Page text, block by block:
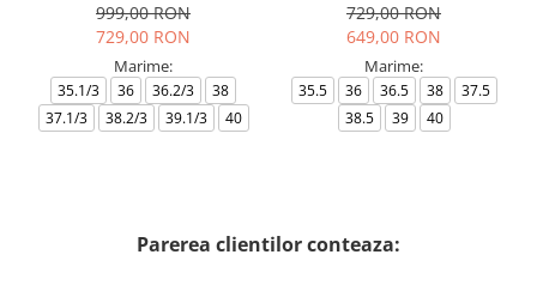
999,00 RON
729,00 RON
Marime:
35.1/3 36 36.2/3
38
37.1/3
38.2/3 39.1/3 40
729,00 RON
649,00 RON
Marime:
35.5 36 36.5 38
37.5
38.5
39 40
Parerea clientilor conteaza: